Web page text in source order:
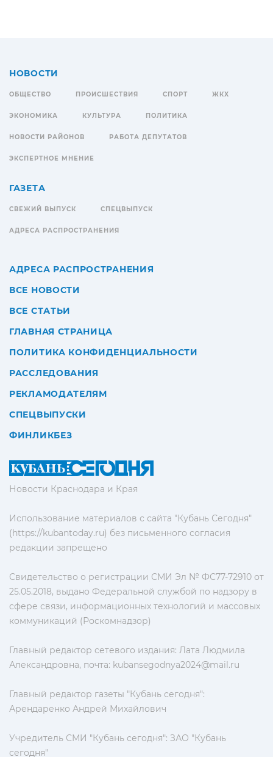
Новости Краснодара и Края
Использование материалов с сайта "Кубань Сегодня"
(https://kubantoday.ru) без письменного согласия
редакции запрещено
Свидетельство о регистрации СМИ Эл № ФС77-72910 от
25.05.2018, выдано Федеральной службой по надзору в
сфере связи, информационных технологий и массовых
коммуникаций (Роскомнадзор)
Главный редактор сетевого издания: Лата Людмила
Александровна, почта: kubansegodnya2024@mail.ru
Главный редактор газеты "Кубань сегодня":
Арендаренко Андрей Михайлович
Учредитель СМИ "Кубань сегодня": ЗАО "Кубань
сегодня"
НОВОСТИ
ОБЩЕСТВО ПРОИСШЕСТВИЯ СПОРТ ЖКХ
ЭКОНОМИКА КУЛЬТУРА ПОЛИТИКА
НОВОСТИ РАЙОНОВ РАБОТА ДЕПУТАТОВ
ЭКСПЕРТНОЕ МНЕНИЕ
ГАЗЕТА
СВЕЖИЙ ВЫПУСК СПЕЦВЫПУСК
АДРЕСА РАСПРОСТРАНЕНИЯ
АДРЕСА РАСПРОСТРАНЕНИЯ
ВСЕ НОВОСТИ
ВСЕ СТАТЬИ
ГЛАВНАЯ СТРАНИЦА
ПОЛИТИКА КОНФИДЕНЦИАЛЬНОСТИ
РАССЛЕДОВАНИЯ
РЕКЛАМОДАТЕЛЯМ
СПЕЦВЫПУСКИ
ФИНЛИКБЕЗ